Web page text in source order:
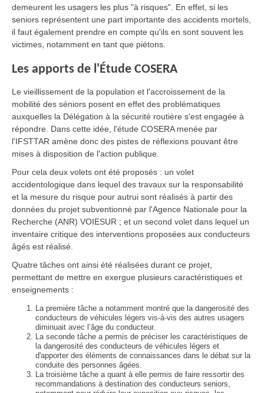
demeurent les usagers les plus "à risques". En effet, si les
seniors représentent une part importante des accidents mortels,
il faut également prendre en compte qu'ils en sont souvent les
victimes, notamment en tant que piétons.
Les apports de l'Étude COSERA
Le vieillissement de la population et l'accroissement de la
mobilité des séniors posent en effet des problématiques
auxquelles la Délégation à la sécurité routière s'est engagée à
répondre. Dans cette idée, l'étude COSERA menée par
l'IFSTTAR amène donc des pistes de réflexions pouvant être
mises à disposition de l'action publique.
Pour cela deux volets ont été proposés : un volet
accidentologique dans lequel des travaux sur la responsabilité
et la mesure du risque pour autrui sont réalisés à partir des
données du projet subventionné par l'Agence Nationale pour la
Recherche (ANR) VOIESUR ; et un second volet dans lequel un
inventaire critique des interventions proposées aux conducteurs
âgés est réalisé.
Quatre tâches ont ainsi été réalisées durant ce projet,
permettant de mettre en exergue plusieurs caractéristiques et
enseignements :
La première tâche a notamment montré que la dangerosité des
conducteurs de véhicules légers vis-à-vis des autres usagers
diminuait avec l’âge du conducteur.
La seconde tâche a permis de préciser les caractéristiques de
la dangerosité des conducteurs de véhicules légers et
d'apporter des éléments de connaissances dans le débat sur la
conduite des personnes âgées.
La troisième tâche a quant à elle permis de faire ressortir des
recommandations à destination des conducteurs seniors,